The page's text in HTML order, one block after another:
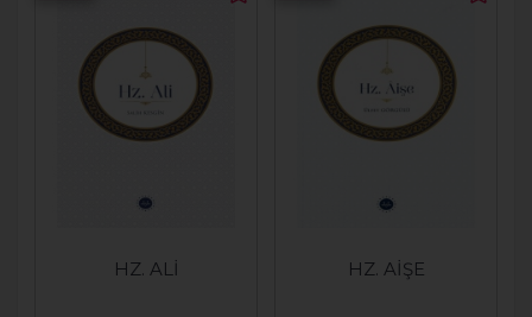
HZ. ALİ HZ. AİŞE